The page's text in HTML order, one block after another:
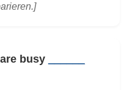
busy